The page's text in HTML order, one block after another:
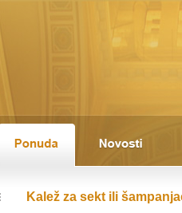
Kalež za sekt ili